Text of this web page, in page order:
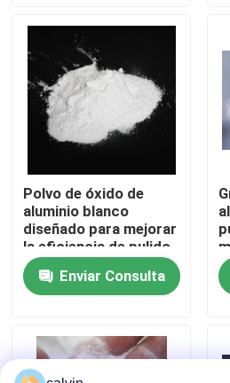
Visita a la fábrica
Control de Calidad
Contacto
Solicitar una cotización
Medios de voladura de
Abrasivo de voladura de
Polvo de óxido de
aluminio blanco
diseñado para mejorar
la eficiencia de pulido
en las industrias de
lentes ópticas y
semiconductores
Enviar Consulta